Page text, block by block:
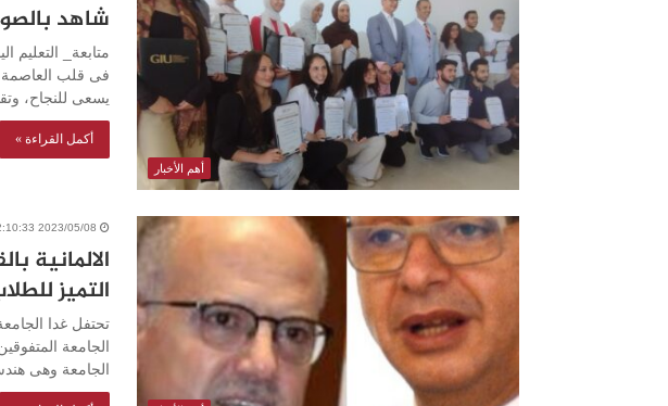
أهم الأخبار
شاهد
متابعة_ التعليم
فى قلب العاصمة
يسعى للنجاح،
أكمل القراءة »
2023/05/08 12:10:33 مساءً
الالمانية
التميز
تحتفل غدا
الجامعة
الجامعة وهى